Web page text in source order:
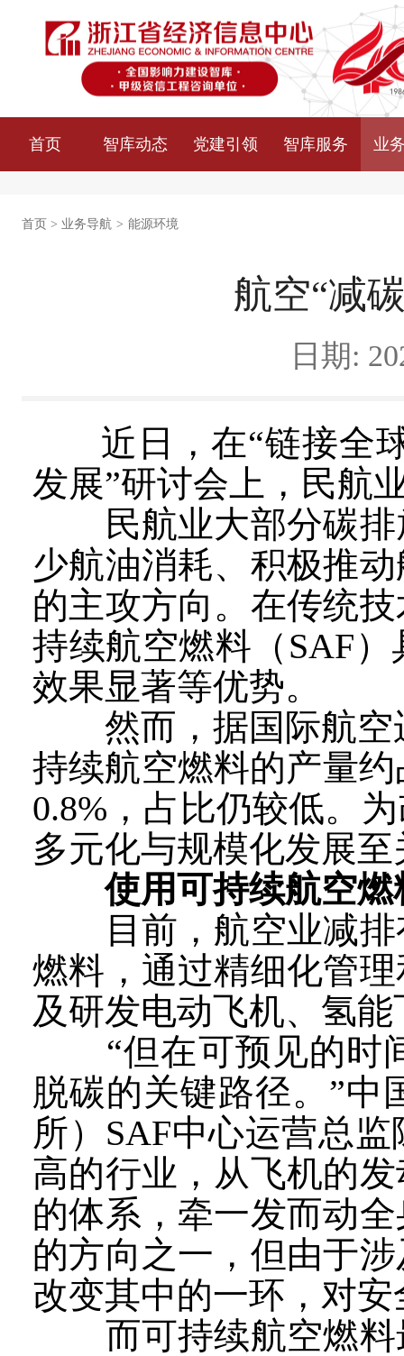
首页 智库动态 党建引领 智库服务 业
首页 > 业务导航 > 能源环境
航空“减
日期:
近日，在“链接全
发展”研讨会上，民航
民航业大部分碳排
少航油消耗、积极推
的主攻方向。在传统
持续航空燃料（SAF
效果显著等优势。
然而，据国际航空
持续航空燃料的产量
0.8%，占比仍较低。
多元化与规模化发展
使用可持续航空燃
目前，航空业减排
燃料，通过精细化管
及研发电动飞机、氢
“但在可预见的时间
脱碳的关键路径。”中
所）SAF中心运营总
高的行业，从飞机的
的体系，牵一发而动
的方向之一，但由于
改变其中的一环，对
而可持续航空燃料